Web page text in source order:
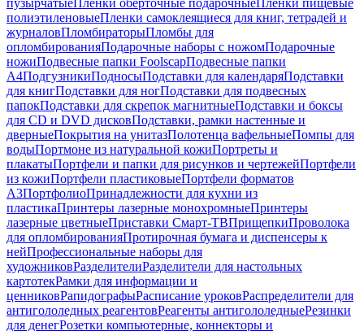
пузырчатыеПленки оберточные подарочныеПленки пищевые
полиэтиленовыеПленки самоклеящиеся для книг, тетрадей и
журналовПломбираторыПломбы для
опломбированияПодарочные наборы с ножомПодарочные
ножиПодвесные папки FoolscapПодвесные папки
А4ПодгузникиПодносыПодставки для календаряПодставки
для книгПодставки для ногПодставки для подвесных
папокПодставки для скрепок магнитныеПодставки и боксы
для CD и DVD дисковПодставки, рамки настенные и
дверныеПокрытия на унитазПолотенца вафельныеПомпы для
водыПортмоне из натуральной кожиПортреты и
плакатыПортфели и папки для рисунков и чертежейПортфели
из кожиПортфели пластиковыеПортфели форматов
А3ПортфолиоПринадлежности для кухни из
пластикаПринтеры лазерные монохромныеПринтеры
лазерные цветныеПриставки Смарт-ТВПрищепкиПроволока
для опломбированияПротирочная бумага и диспенсеры к
нейПрофессиональные наборы для
художниковРазделителиРазделители для настольных
картотекРамки для информации и
ценниковРапидографыРасписание уроковРаспределители для
антигололедных реагентовРеагенты антигололедныеРезинки
для денегРозетки компьютерные, коннекторы и